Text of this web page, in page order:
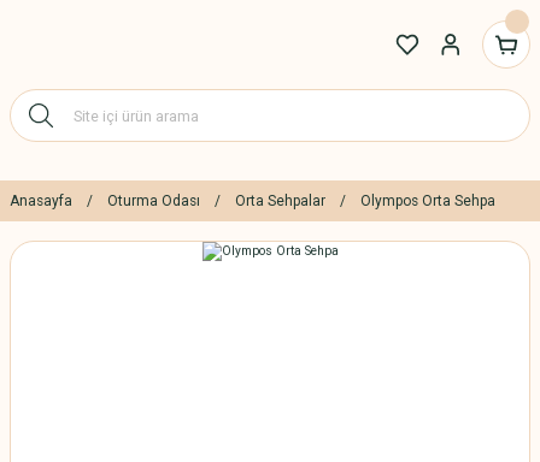
Anasayfa Oturma Odası Orta Sehpalar Olympos Orta Sehpa